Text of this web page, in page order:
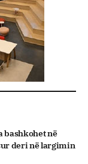
bashkohet në
deri në largimin